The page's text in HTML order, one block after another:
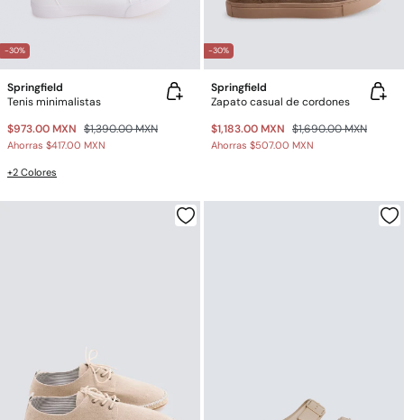
-30%
Springfield
Tenis minimalistas
$973.00 MXN $1,390.00 MXN
Ahorras $417.00 MXN
+2 Colores
-30%
Springfield
Zapato casual de cordones
$1,183.00 MXN $1,690.00 MXN
Ahorras $507.00 MXN